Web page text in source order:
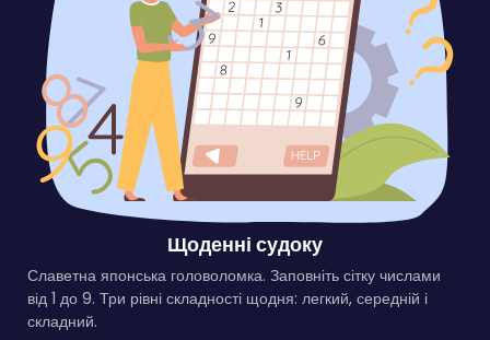
Щоденні судоку
Славетна японська головоломка. Заповніть сітку числами
від 1 до 9. Три рівні складності щодня: легкий, середній і
складний.